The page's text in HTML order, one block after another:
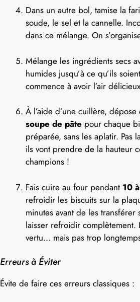
Dans un autre bol, tamise la
soude, le sel et la cannelle.
dans ce mélange. On
Mélange les ingrédients secs
humides jusqu’à ce qu’ils
commence à avoir l’air
À l’aide d’une cuillère, dépose
soupe de pâte pour chaque
préparée, sans les aplatir. Pas
ils vont prendre de la hauteur
champions !
Fais cuire au four pendant 10
refroidir les biscuits sur la
minutes avant de les
laisser refroidir complètement.
vertu… mais pas trop
Erreurs à Éviter
Évite de faire ces erreurs classiques :